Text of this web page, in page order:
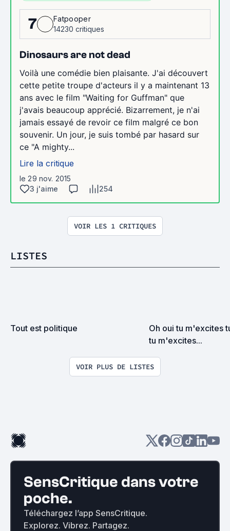
7
Fatpooper
14230 critiques
Dinosaurs are not dead
Voilà une comédie bien plaisante. J'ai découvert
cette petite troupe d'acteurs il y a maintenant 13
ans avec le film "Waiting for Guffman" que
j'avais beaucoup apprécié. Bizarrement, je n'ai
jamais essayé de revoir ce film malgré ce bon
souvenir. Un jour, je suis tombé par hasard sur
ce "A mighty...
Lire la critique
le 29 nov. 2015
3 j'aime
254
VOIR LES 1 CRITIQUES
LISTES
Tout est politique
Oh oui tu m'excites
tu m'excites...
VOIR PLUS DE LISTES
SensCritique dans votre
poche.
Téléchargez l’app SensCritique.
Explorez. Vibrez. Partagez.